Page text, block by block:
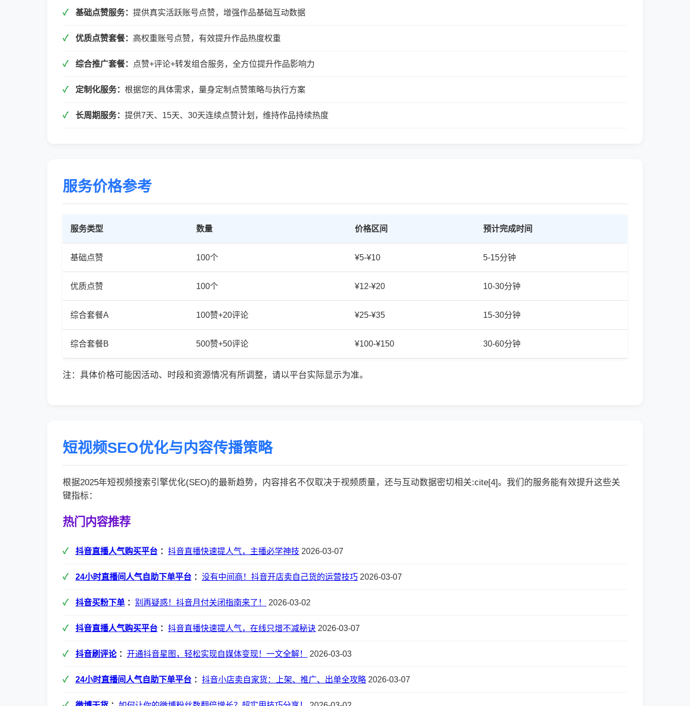
基础点赞服务： 提供真实活跃账号点赞，增强作品基础互动数据
优质点赞套餐： 高权重账号点赞，有效提升作品热度权重
综合推广套餐： 点赞+评论+转发组合服务，全方位提升作品影响力
定制化服务： 根据您的具体需求，量身定制点赞策略与执行方案
长周期服务： 提供7天、15天、30天连续点赞计划，维持作品持续热度
服务价格参考
服务类型 数量 价格区间 预计完成时间
基础点赞 100个 ¥5-¥10 5-15分钟
优质点赞 100个 ¥12-¥20 10-30分钟
综合套餐A 100赞+20评论 ¥25-¥35 15-30分钟
综合套餐B 500赞+50评论 ¥100-¥150 30-60分钟
注：具体价格可能因活动、时段和资源情况有所调整，请以平台实际显示为准。
短视频SEO优化与内容传播策略
根据2025年短视频搜索引擎优化(SEO)的最新趋势，内容排名不仅取决于视频质量，还与互动数据密切相关:cite[4]。我们的服务能有效提升这些关
键指标：
热门内容推荐
抖音直播人气购买平台 ： 抖音直播快速提人气，主播必学神技 2026-03-07
24小时直播间人气自助下单平台 ： 没有中间商！抖音开店卖自己货的运营技巧 2026-03-07
抖音买粉下单 ： 别再疑惑！抖音月付关闭指南来了！ 2026-03-02
抖音直播人气购买平台 ： 抖音直播快速提人气，在线只增不减秘诀 2026-03-07
抖音刷评论： 开通抖音星图，轻松实现自媒体变现！一文全解！ 2026-03-03
24小时直播间人气自助下单平台 ： 抖音小店卖自家货：上架、推广、出单全攻略 2026-03-07